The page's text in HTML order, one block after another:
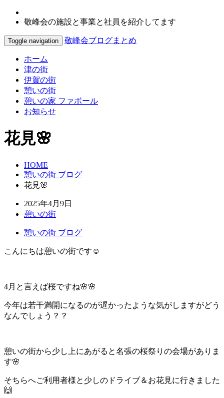
敬峰会の施設と事業と社員を紹介してます
Toggle navigation 敬峰会ブログまとめ
ホーム
津の街
伊賀の街
憩いの街
憩いの家 ファボール
お知らせ
花見🌸
HOME
憩いの街 ブログ
花見🌸
2025年4月9日
憩いの街
憩いの街 ブログ
こんにちは憩いの街です☺
4月と言えば桜ですね🌸🌸
今年は若干満開になるのが遅かったような気がしますがどう
なんでしょう？？
憩いの街から少し上にあがると名張の桜祭りの会場がありま
す🌸
そちらへご利用者様と少しのドライブ＆お花見に行きました
🙌